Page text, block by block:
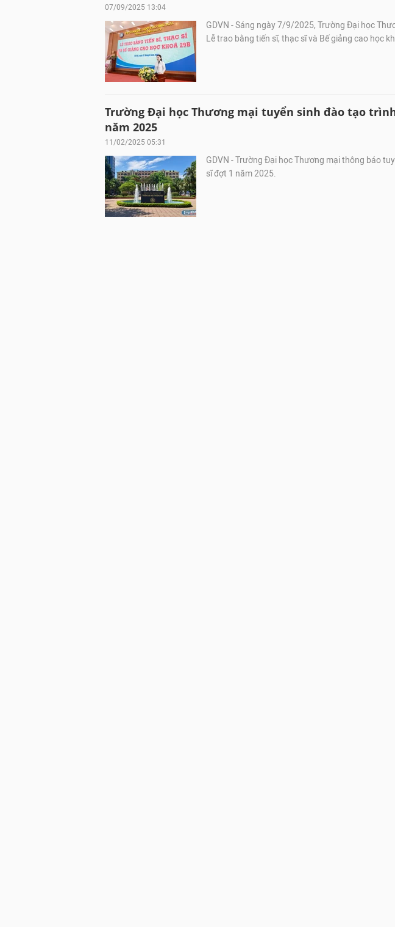
07/09/2025 13:04
GDVN - Sáng ngày 7/9/2025, Trường Đại học
Lễ trao bằng tiến sĩ, thạc sĩ và Bế giảng cao học
Trường Đại học Thương mại tuyển sinh đào tạo
năm 2025
11/02/2025 05:31
GDVN - Trường Đại học Thương mại thông báo
sĩ đợt 1 năm 2025.